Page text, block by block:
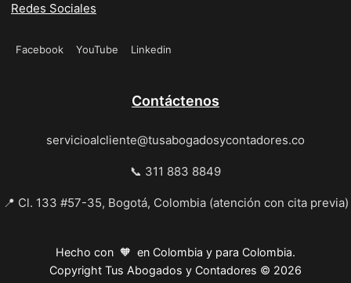
Redes Sociales
Facebook YouTube Linkedin
Contáctenos
servicioalcliente@tusabogadosycontadores.co
📞 311 883 8849
📍 Cl. 133 #57-35, Bogotá, Colombia (atención con cita previa)
Hecho con 🧡 en Colombia y para Colombia.
Copyright Tus Abogados y Contadores © 2026